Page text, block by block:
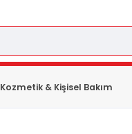
Kozmetik & Kişisel Bakım